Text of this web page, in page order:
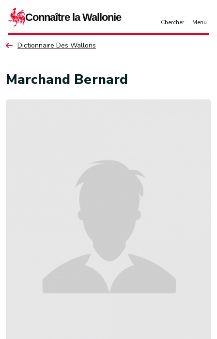
Dictionnaire Des Wallons
Marchand Bernard